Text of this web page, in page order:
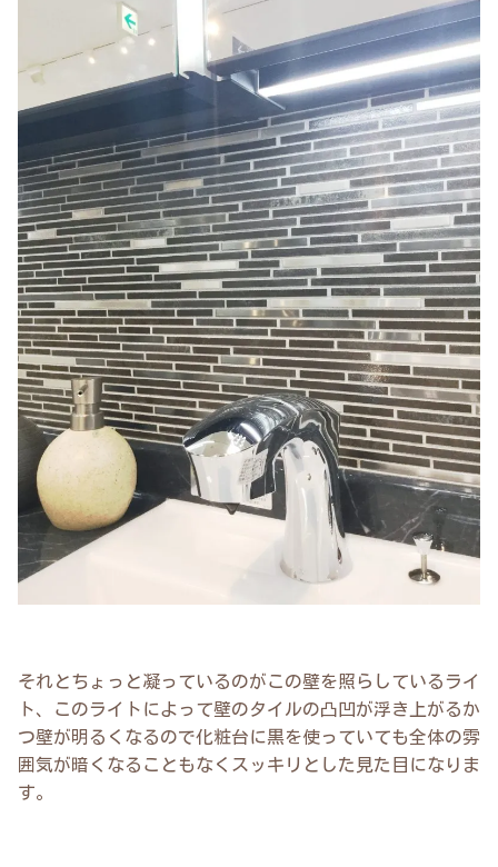
それとちょっと凝っているのがこの壁を照らしているライ
ト、このライトによって壁のタイルの凸凹が浮き上がるか
つ壁が明るくなるので化粧台に黒を使っていても全体の雰
囲気が暗くなることもなくスッキリとした見た目になりま
す。